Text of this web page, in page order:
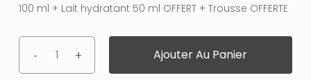
100 ml + Lait hydratant 50 ml OFFERT + Trousse OFFERTE
Ajouter Au Panier